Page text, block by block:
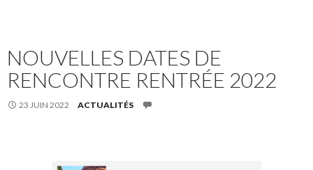
NOUVELLES DATES DE
RENCONTRE RENTRÉE 2022
23 JUIN 2022 ACTUALITÉS